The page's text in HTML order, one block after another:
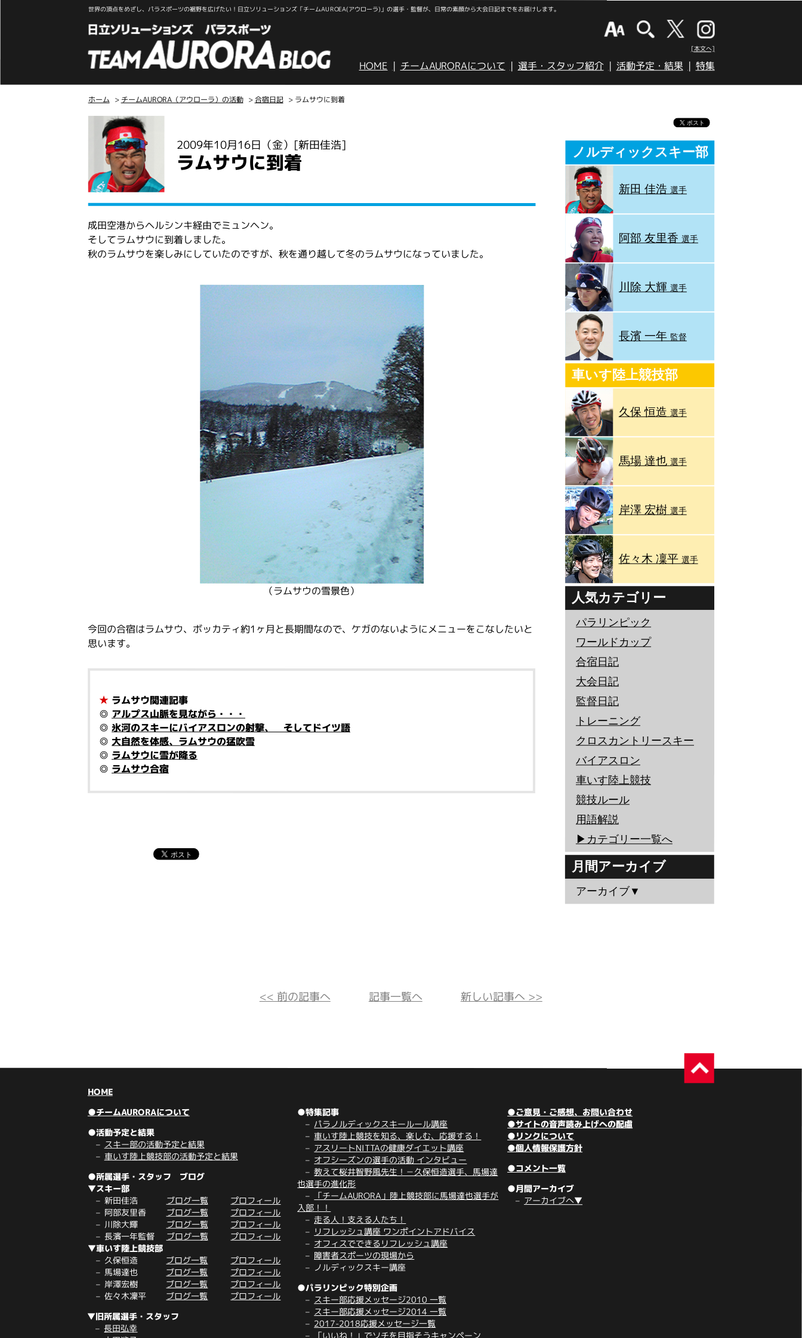
世界の頂点をめざし、パラスポーツの裾野を広げたい！日立ソリューションズ「チームAUROEA(アウローラ)」の選手・監督が、日常の素顔から大会日記までをお届けします。
[本文へ]
HOME チームAURORAについて 選手・スタッフ紹介 活動予定・結果 特集
ホーム > チームAURORA（アウローラ）の活動 >合宿日記 > ラムサウに到着
2009年10月16日（金） [新田佳浩]
ラムサウに到着
成田空港からヘルシンキ経由でミュンヘン。
そしてラムサウに到着しました。
秋のラムサウを楽しみにしていたのですが、秋を通り越して冬のラムサウになっていました。
（ラムサウの雪景色）
今回の合宿はラムサウ、ボッカティ約1ヶ月と長期間なので、ケガのないようにメニューをこなしたいと
思います。
★ ラムサウ関連記事
◎ アルプス山脈を見ながら・・・
◎氷河のスキーにバイアスロンの射撃、 そしてドイツ語
◎ 大自然を体感、ラムサウの猛吹雪
◎ ラムサウに雪が降る
◎ ラムサウ合宿
ノルディックスキー部
新田 佳浩 選手
阿部 友里香 選手
川除 大輝 選手
長濱 一年 監督
車いす陸上競技部
久保 恒造 選手
馬場 達也 選手
岸澤 宏樹 選手
佐々木 凜平 選手
人気カテゴリー
パラリンピック
ワールドカップ
合宿日記
大会日記
監督日記
トレーニング
クロスカントリースキー
バイアスロン
車いす陸上競技
競技ルール
用語解説
▶︎カテゴリー一覧へ
月間アーカイブ
アーカイブ▼
<< 前の記事へ 記事一覧へ 新しい記事へ >>
HOME
●チームAURORAについて
●活動予定と結果
スキー部の活動予定と結果
車いす陸上競技部の活動予定と結果
●所属選手・スタッフ ブログ
▼スキー部
新田佳浩 ブログ一覧 プロフィール
阿部友里香 ブログ一覧 プロフィール
川除大輝 ブログ一覧
プロフィール
長濱一年監督
ブログ一覧 プロフィール
▼車いす陸上競技部
久保恒造 ブログ一覧 プロフィール
馬場達也 ブログ一覧 プロフィール
岸澤宏樹 ブログ一覧 プロフィール
佐々木凜平 ブログ一覧 プロフィール
▼旧所属選手・スタッフ
長田弘幸
●特集記事
パラノルディックスキールール講座
車いす陸上競技を知る、楽しむ、応援する！
アスリートNITTAの健康ダイエット講座
オフシーズンの選手の活動 インタビュー
教えて桜井智野風先生！－久保恒造選手、馬場達
也選手の進化形
「チームAURORA」陸上競技部に馬場達也選手が
入部！！
走る人！支える人たち！
リフレッシュ講座 ワンポイントアドバイス
オフィスでできるリフレッシュ講座
障害者スポーツの現場から
ノルディックスキー講座
●パラリンピック特別企画
スキー部応援メッセージ2010 一覧
スキー部応援メッセージ2014 一覧
2017-2018応援メッセージ一覧
「いいね！」でソチを目指そうキャンペーン
●ご意見・ご感想、お問い合わせ
●サイトの音声読み上げへの配慮
●リンクについて
●個人情報保護方針
●コメント一覧
●月間アーカイブ
アーカイブへ▼